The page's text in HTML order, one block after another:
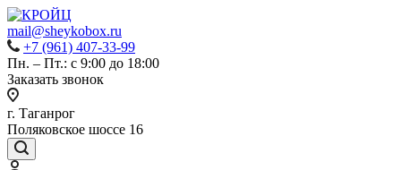
mail@sheykobox.ru
+7 (961) 407-33-99
Пн. – Пт.: с 9:00 до 18:00
Заказать звонок
г. Таганрог
Поляковское шоссе 16